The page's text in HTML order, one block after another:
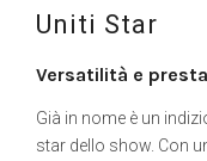
Uniti Star
Versatilità e
Già in nome è un
star dello show. Con